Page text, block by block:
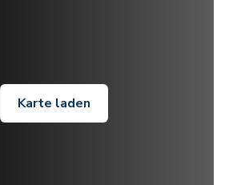
Karte laden